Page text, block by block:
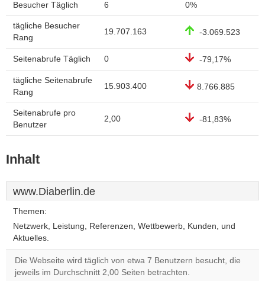
Besucher Täglich 6 0%
tägliche Besucher
Rang
19.707.163 -3.069.523
Seitenabrufe Täglich 0 -79,17%
tägliche Seitenabrufe
Rang
15.903.400 8.766.885
Seitenabrufe pro
Benutzer
2,00 -81,83%
Inhalt
www.Diaberlin.de
Themen:
Netzwerk, Leistung, Referenzen, Wettbewerb, Kunden, und
Aktuelles.
Die Webseite wird täglich von etwa 7 Benutzern besucht, die
jeweils im Durchschnitt 2,00 Seiten betrachten.